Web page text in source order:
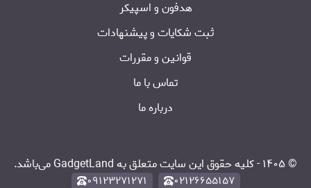
هدفون و اسپیکر
ثبت شکایات و پیشنهادات
قوانین و مقررات
تماس با ما
درباره ما
©۱۴۰۵-کلیه حقوق این سایت متعلق به GadgetLand می‌باشد.
۰۲۱۲۶۶۵۵۱۵۷ ۰۹۱۲۳۲۷۱۲۷۱